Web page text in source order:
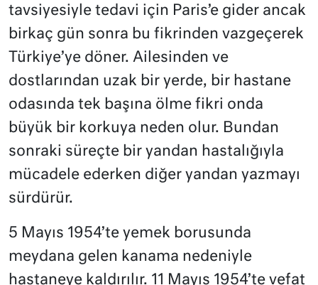
tavsiyesiyle tedavi için Paris’e gider ancak
birkaç gün sonra bu fikrinden vazgeçerek
Türkiye’ye döner. Ailesinden ve
dostlarından uzak bir yerde, bir hastane
odasında tek başına ölme fikri onda
büyük bir korkuya neden olur. Bundan
sonraki süreçte bir yandan hastalığıyla
mücadele ederken diğer yandan yazmayı
sürdürür.
5 Mayıs 1954’te yemek borusunda
meydana gelen kanama nedeniyle
hastaneye kaldırılır. 11 Mayıs 1954’te vefat